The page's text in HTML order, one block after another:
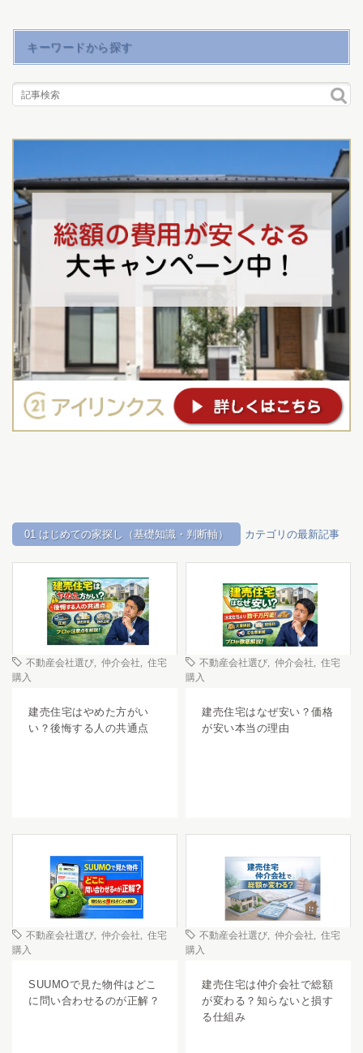
キーワードから探す
01 はじめての家探し（基礎知識・判断軸） カテゴリの最新記事
不動産会社選び 仲介会社
住宅
購入
建売住宅はやめた方がい
い？後悔する人の共通点
不動産会社選び 仲介会社
住宅
購入
建売住宅はなぜ安い？価格
が安い本当の理由
不動産会社選び 仲介会社
住宅
購入
SUUMOで見た物件はどこ
に問い合わせるのが正解？
不動産会社選び 仲介会社
住宅
購入
建売住宅は仲介会社で総額
が変わる？知らないと損す
る仕組み